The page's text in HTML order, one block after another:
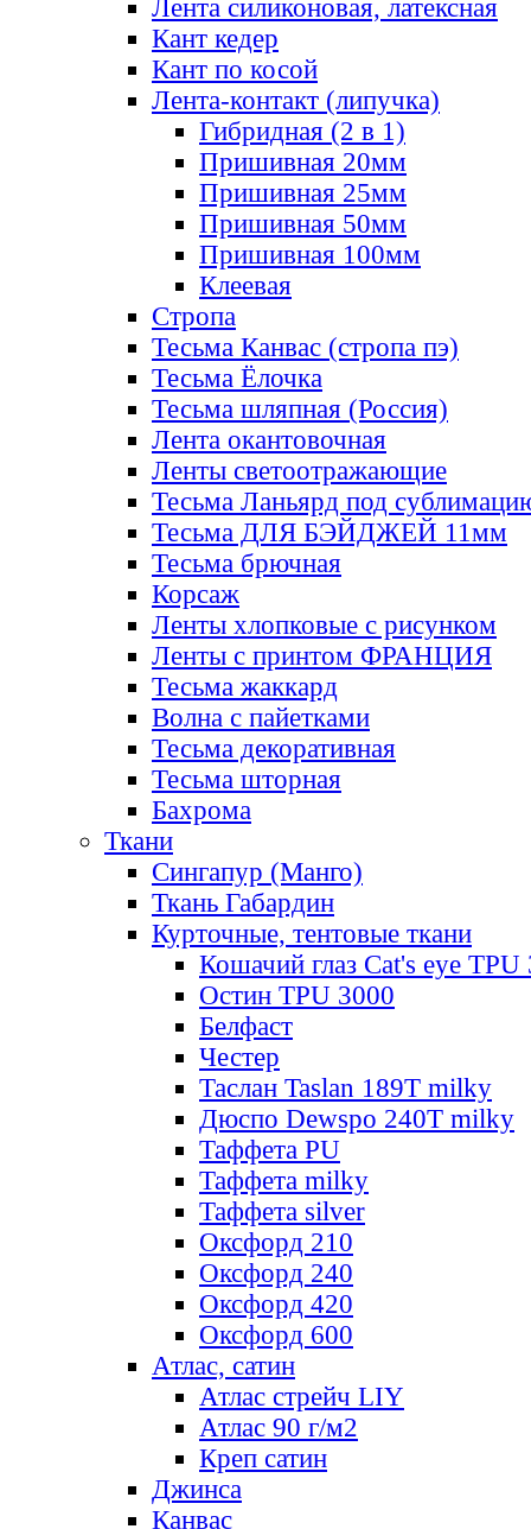
Лента силиконовая, латексная
Кант кедер
Кант по косой
Лента-контакт (липучка)
Гибридная (2 в 1)
Пришивная 20мм
Пришивная 25мм
Пришивная 50мм
Пришивная 100мм
Клеевая
Стропа
Тесьма Канвас (стропа пэ)
Тесьма Ёлочка
Тесьма шляпная (Россия)
Лента окантовочная
Ленты светоотражающие
Тесьма Ланьярд под
Тесьма ДЛЯ БЭЙДЖЕЙ 11мм
Тесьма брючная
Корсаж
Ленты хлопковые с рисунком
Ленты с принтом ФРАНЦИЯ
Тесьма жаккард
Волна с пайетками
Тесьма декоративная
Тесьма шторная
Бахрома
Ткани
Сингапур (Манго)
Ткань Габардин
Курточные, тентовые ткани
Кошачий глаз Cat's eye TPU
Остин TPU 3000
Белфаст
Честер
Таслан Taslan 189T milky
Дюспо Dewspo 240T milky
Таффета PU
Таффета milky
Таффета silver
Оксфорд 210
Оксфорд 240
Оксфорд 420
Оксфорд 600
Атлас, сатин
Атлас стрейч LIY
Атлас 90 г/м2
Креп сатин
Джинса
Канвас